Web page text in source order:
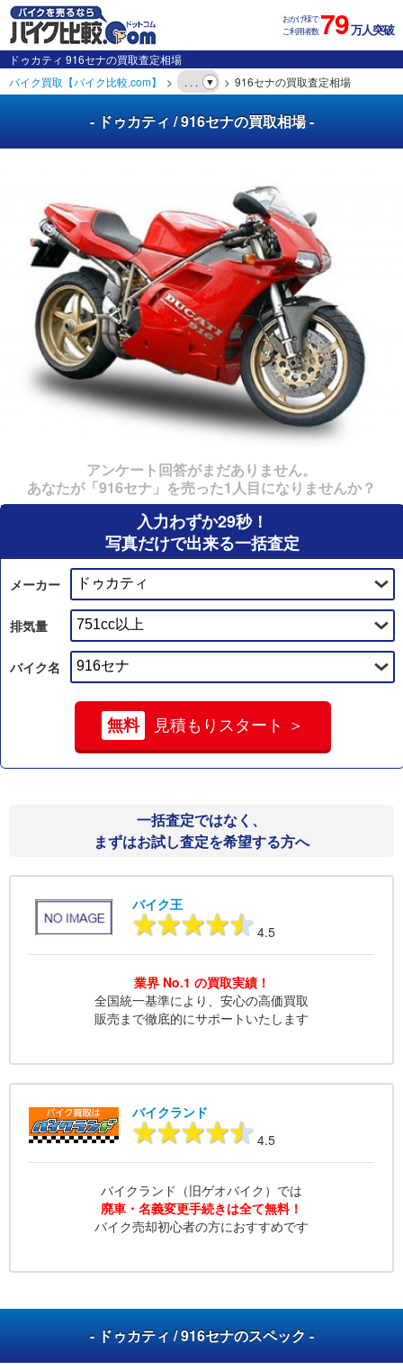
おかげ様で
ご利用者数79万人突破
ドゥカティ 916セナの買取査定相場
バイク買取【バイク比較.com】
. . . 916セナの買取査定相場
- ドゥカティ / 916セナの買取相場 -
アンケート回答がまだありません。
あなたが「916セナ」を売った1人目になりませんか？
入力わずか29秒！
写真だけで出来る一括査定
メーカー
排気量
バイク名
無料 見積もりスタート ＞
一括査定ではなく、
まずはお試し査定を希望する方へ
バイク王
4.5
業界 No.1 の買取実績！
全国統一基準により、安心の高価買取
販売まで徹底的にサポートいたします
バイクランド
4.5
バイクランド（旧ゲオバイク）では
廃車・名義変更手続きは全て無料！
バイク売却初心者の方におすすめです
- ドゥカティ / 916セナのスペック -